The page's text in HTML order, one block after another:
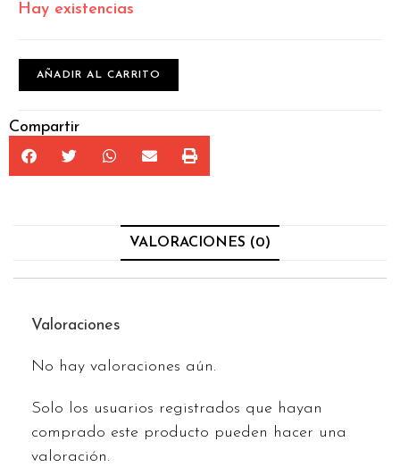
Hay existencias
AÑADIR AL CARRITO
Compartir
VALORACIONES (0)
Valoraciones
No hay valoraciones aún.
Solo los usuarios registrados que hayan
comprado este producto pueden hacer una
valoración.